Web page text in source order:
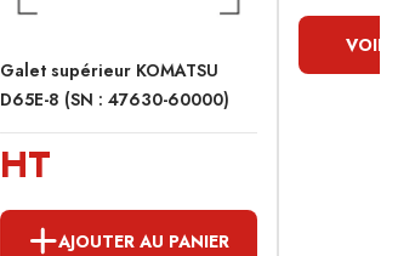
Galet supérieur KOMATSU
D65E-8 (SN : 47630-60000)
HT
AJOUTER AU PANIER
VOIR